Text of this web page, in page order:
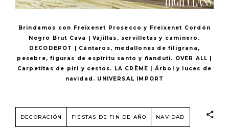
Brindamos con Freixenet Prosecco y Freixenet Cordón
Negro Brut Cava | Vajillas, servilletas y caminero.
DECODEPOT | Cántaros, medallones de filigrana,
pesebre, figuras de espíritu santo y ñanduti. OVER ALL |
Carpetitas de piri y cestos. LA CRÈME | Árbol y luces de
navidad. UNIVERSAL IMPORT
DECORACIÓN FIESTAS DE FIN DE AÑO NAVIDAD